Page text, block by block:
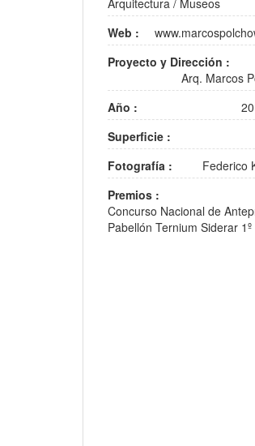
Web :
Proyecto y Dirección :
Arq. Marcos
Año :
Superficie :
Fotografía :
Federico
Premios :
Concurso Nacional de
Pabellón Ternium Siderar